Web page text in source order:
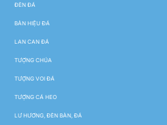
ĐÈN ĐÁ
BẢN HIỆU ĐÁ
LAN CAN ĐÁ
TƯỢNG CHÚA
TƯỢNG VOI ĐÁ
TƯỢNG CÁ HEO
LƯ HƯƠNG, ĐÈN BÀN, ĐÁ